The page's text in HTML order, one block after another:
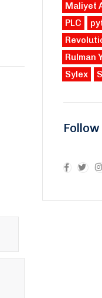
Maliyet
PLC
Rulman
Sylex
Follow